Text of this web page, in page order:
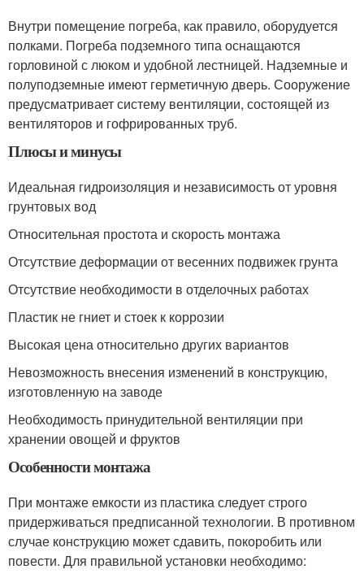
Внутри помещение погреба, как правило, оборудуется
полками. Погреба подземного типа оснащаются
горловиной с люком и удобной лестницей. Надземные и
полуподземные имеют герметичную дверь. Сооружение
предусматривает систему вентиляции, состоящей из
вентиляторов и гофрированных труб.
Плюсы и минусы
Идеальная гидроизоляция и независимость от уровня
грунтовых вод
Относительная простота и скорость монтажа
Отсутствие деформации от весенних подвижек грунта
Отсутствие необходимости в отделочных работах
Пластик не гниет и стоек к коррозии
Высокая цена относительно других вариантов
Невозможность внесения изменений в конструкцию,
изготовленную на заводе
Необходимость принудительной вентиляции при
хранении овощей и фруктов
Особенности монтажа
При монтаже емкости из пластика следует строго
придерживаться предписанной технологии. В противном
случае конструкцию может сдавить, покоробить или
повести. Для правильной установки необходимо: